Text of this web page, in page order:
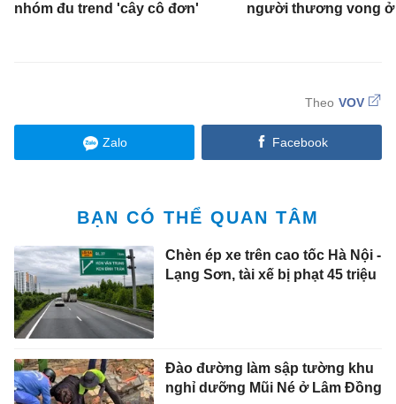
nhóm đu trend 'cây cô đơn'
người thương vong ở
VOV
Zalo Facebook
BẠN CÓ THỂ QUAN TÂM
Chèn ép xe trên cao tốc Hà Nội -
Lạng Sơn, tài xế bị phạt 45 triệu
Đào đường làm sập tường khu
nghỉ dưỡng Mũi Né ở Lâm Đồng